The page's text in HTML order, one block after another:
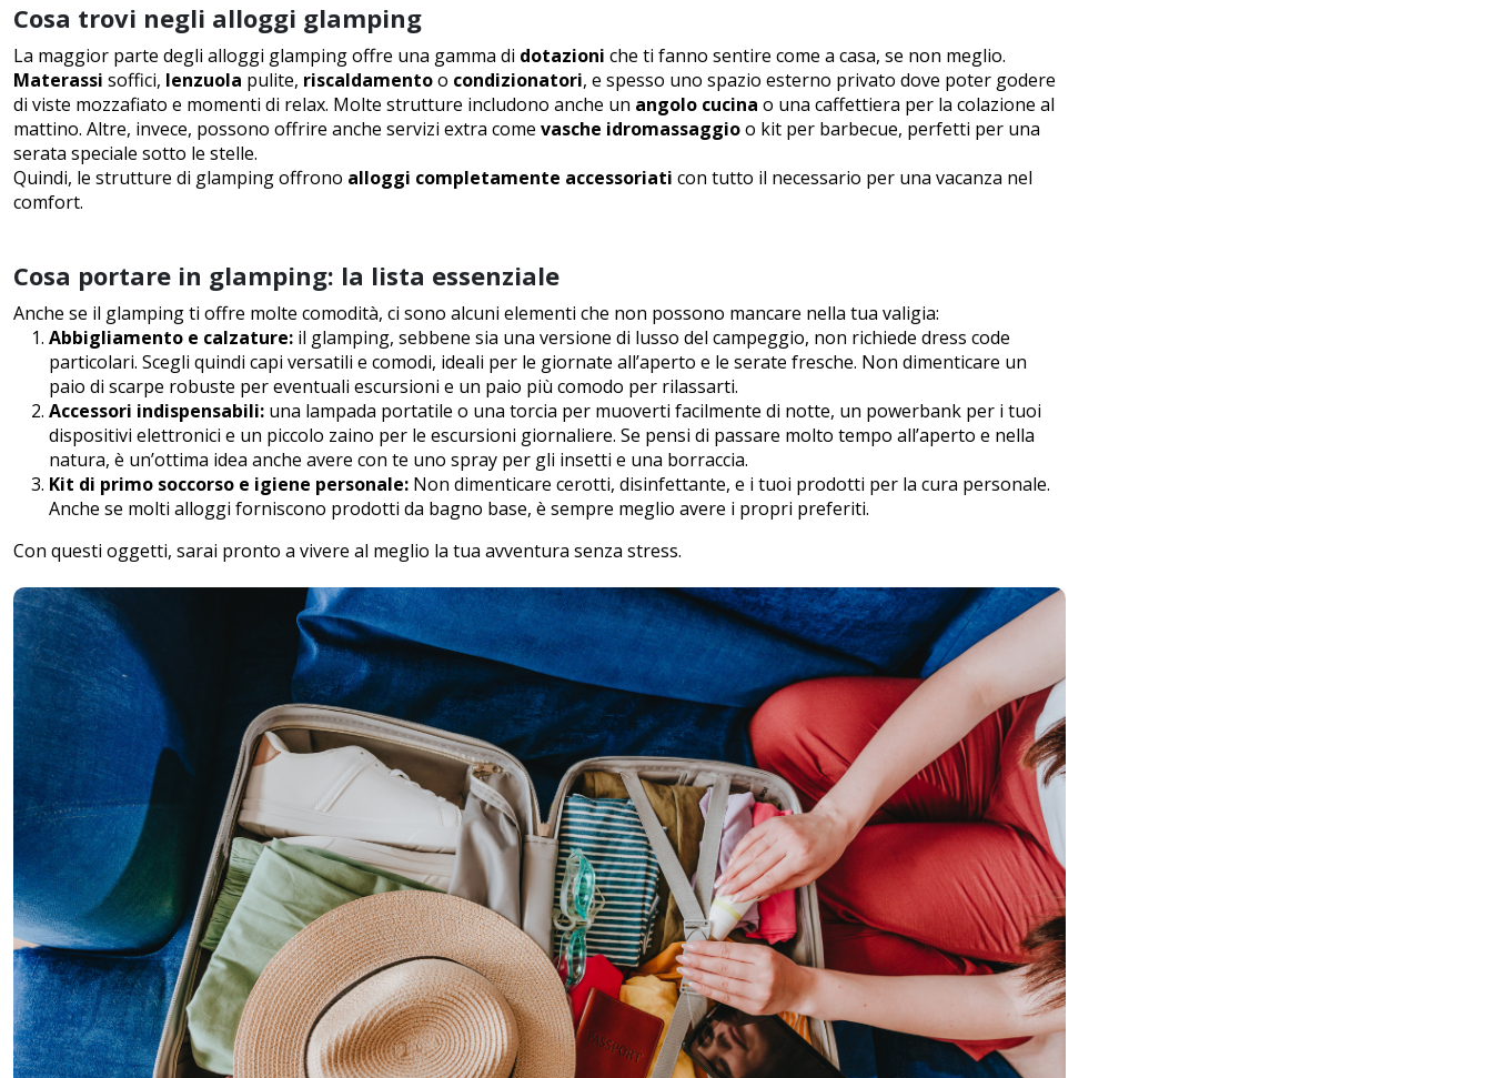
Cosa trovi negli alloggi glamping
La maggior parte degli alloggi glamping offre una gamma di dotazioni che ti fanno sentire come a casa, se non meglio.
Materassi soffici, lenzuola pulite, riscaldamentoo condizionatori, e spesso uno spazio esterno privato dove poter godere
di viste mozzafiato e momenti di relax. Molte strutture includono anche un angolo cucina o una caffettiera per la colazione al
mattino. Altre, invece, possono offrire anche servizi extra come vasche idromassaggioo kit per barbecue, perfetti per una
serata speciale sotto le stelle.
Quindi, le strutture di glamping offrono alloggi completamente accessoriati con tutto il necessario per una vacanza nel
comfort.
Cosa portare in glamping: la lista essenziale
Anche se il glamping ti offre molte comodità, ci sono alcuni elementi che non possono mancare nella tua valigia:
Abbigliamento e calzature: il glamping, sebbene sia una versione di lusso del campeggio, non richiede dress code
particolari. Scegli quindi capi versatili e comodi, ideali per le giornate all’aperto e le serate fresche. Non dimenticare un
paio di scarpe robuste per eventuali escursioni e un paio più comodo per rilassarti.
Accessori indispensabili: una lampada portatile o una torcia per muoverti facilmente di notte, un powerbank per i tuoi
dispositivi elettronici e un piccolo zaino per le escursioni giornaliere. Se pensi di passare molto tempo all’aperto e nella
natura, è un’ottima idea anche avere con te uno spray per gli insetti e una borraccia.
Kit di primo soccorso e igiene personale: Non dimenticare cerotti, disinfettante, e i tuoi prodotti per la cura personale.
Anche se molti alloggi forniscono prodotti da bagno base, è sempre meglio avere i propri preferiti.
Con questi oggetti, sarai pronto a vivere al meglio la tua avventura senza stress.